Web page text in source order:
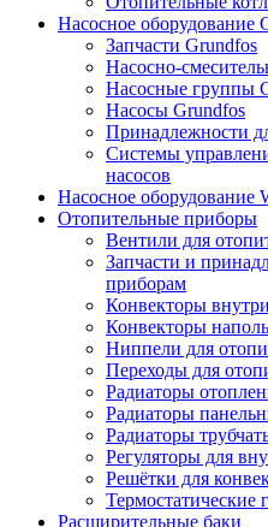
Насосное оборудование
Запчасти Grundfos
Насосно-
Насосные группы
Насосы Grundfos
Принадлежности
Системы
насосов
Насосное оборудование
Отопительные приборы
Вентили для
Запчасти и
приборам
Конвекторы
Конвекторы
Ниппели для
Переходы для
Радиаторы
Радиаторы
Радиаторы
Регуляторы для
Решётки для
Термостатические
Расширительные баки